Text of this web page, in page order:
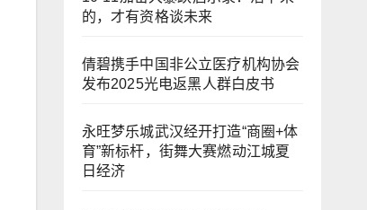
的，才有资格谈未来
倩碧携手中国非公立医疗机构协会
发布2025光电返黑人群白皮书
永旺梦乐城武汉经开打造“商圈+体
育”新标杆，街舞大赛燃动江城夏
日经济